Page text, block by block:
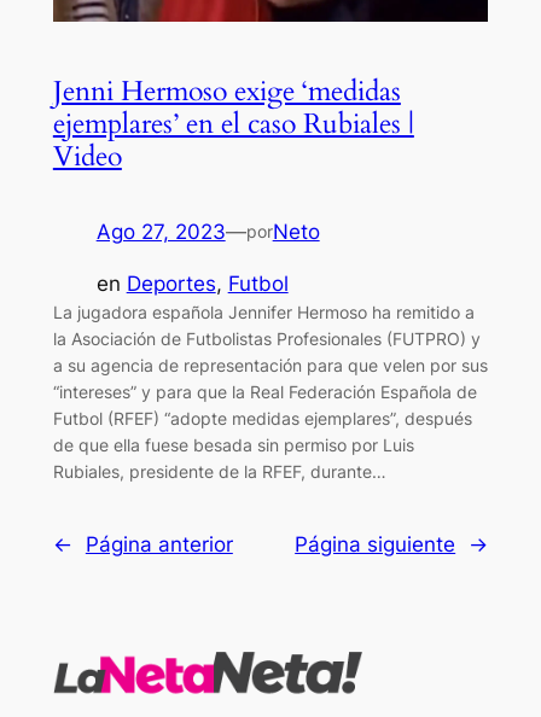
Jenni Hermoso exige ‘medidas
ejemplares’ en el caso Rubiales |
Video
Ago 27, 2023—porNeto
en Deportes, Futbol
La jugadora española Jennifer Hermoso ha remitido a
la Asociación de Futbolistas Profesionales (FUTPRO) y
a su agencia de representación para que velen por sus
“intereses” y para que la Real Federación Española de
Futbol (RFEF) “adopte medidas ejemplares”, después
de que ella fuese besada sin permiso por Luis
Rubiales, presidente de la RFEF, durante…
← Página anterior Página siguiente →